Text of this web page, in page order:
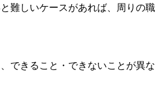
難しいケースがあれば、周りの職
できること・できないことが異な